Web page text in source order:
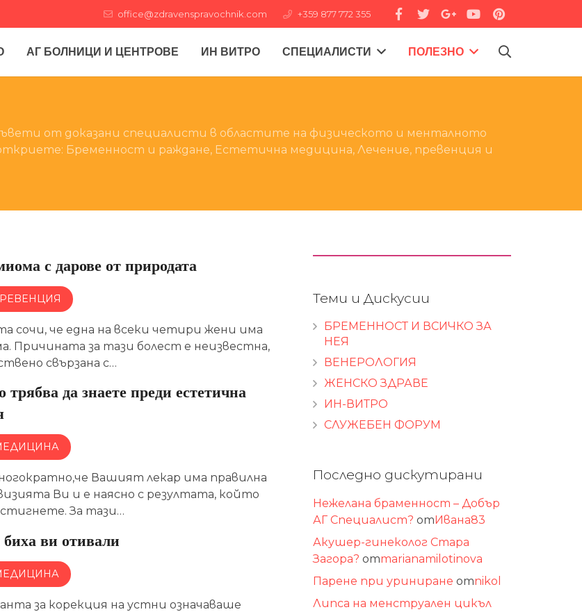
office@zdravenspravochnik.com +359 877 772 355
АГ БОЛНИЦИ И ЦЕНТРОВЕ ИН ВИТРО СПЕЦИАЛИСТИ ПОЛЕЗНО
от доказани специалисти в областите на физическото и менталното
Бременност и раждане, Естетична медицина, Лечение, превенция и
с дарове от природата
сочи, че една на всеки четири жени има
Причината за тази болест е неизвестна,
свързана с…
да знаете преди естетична
Вашият лекар има правилна
Ви и е наясно с резултата, който
За тази…
ви отивали
за корекция на устни означаваше
Теми и Дискусии
БРЕМЕННОСТ И ВСИЧКО ЗА
НЕЯ
ВЕНЕРОЛОГИЯ
ЖЕНСКО ЗДРАВЕ
ИН-ВИТРО
СЛУЖЕБЕН ФОРУМ
Последно дискутирани
Нежелана браменност – Добър
АГ Специалист? отИвана83
Акушер-гинеколог Стара
Загора? отmarianamilotinova
Парене при уриниране отnikol
Липса на менструален цикъл